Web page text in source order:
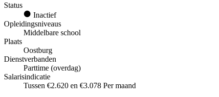
Status
Inactief
Opleidingsniveaus
Middelbare school
Plaats
Oostburg
Dienstverbanden
Parttime (overdag)
Salarisindicatie
Tussen €2.620 en €3.078 Per maand